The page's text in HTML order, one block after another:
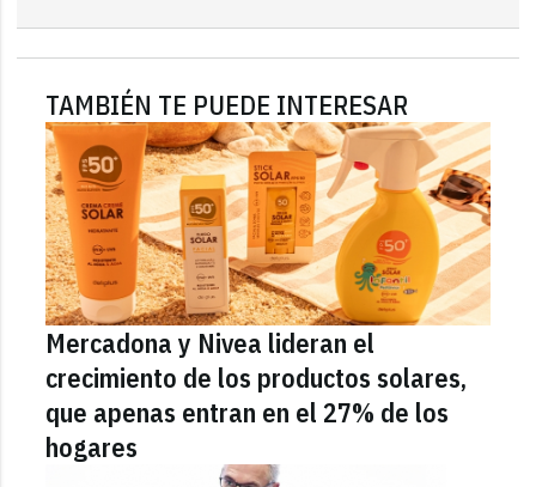
TAMBIÉN TE PUEDE INTERESAR
Mercadona y Nivea lideran el
crecimiento de los productos solares,
que apenas entran en el 27% de los
hogares